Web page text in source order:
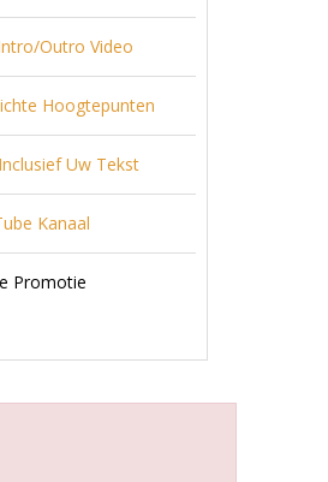
Outro Video
Hoogtepunten
Uw Tekst
Kanaal
Promotie